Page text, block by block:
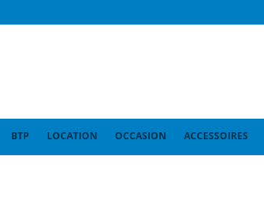
BTP LOCATION OCCASION ACCESSOIRES